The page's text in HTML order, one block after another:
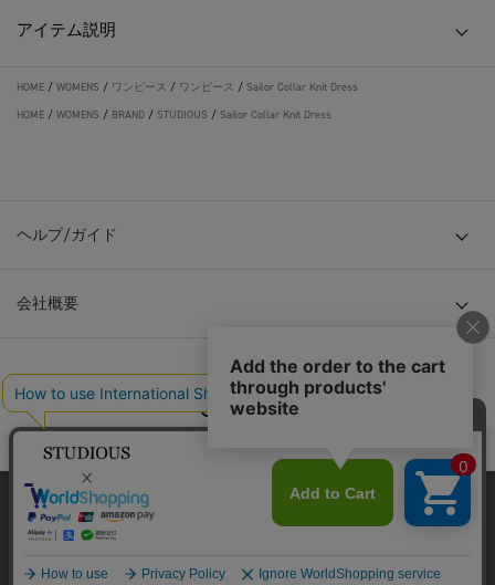
アイテム説明
HOME / WOMENS / ワンピース / ワンピース / Sailor Collar Knit Dress
HOME / WOMENS / BRAND / STUDIOUS / Sailor Collar Knit Dress
ヘルプ/ガイド
会社概要
© TOKYO BASE CO., LTD
当サイトはクッキー(cookie)を使用します。クッキーはサイト内
の一部の機能および、サイトの使用状況の分析からマーケティ
ング活動に利用することを目的としています。
プライバシーポリシーはこちら